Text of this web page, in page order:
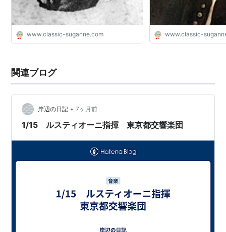
www.classic-suganne.com www.classic-
関連ブログ
岸辺の日記 • 7ヶ月前
1/15 ルスティオーニ指揮 東京都交響楽団